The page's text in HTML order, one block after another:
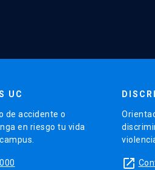
UC
de accidente o
en riesgo tu vida
launch